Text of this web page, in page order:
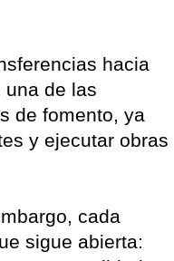
hacia
una de las
de fomento, ya
y ejecutar obras
cada
sigue abierta: